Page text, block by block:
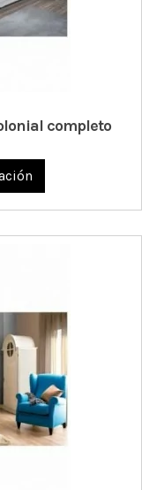
completo